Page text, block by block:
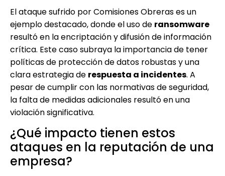
El ataque sufrido por Comisiones Obreras es un
ejemplo destacado, donde el uso de ransomware
resultó en la encriptación y difusión de información
crítica. Este caso subraya la importancia de tener
políticas de protección de datos robustas y una
clara estrategia de respuesta a incidentes. A
pesar de cumplir con las normativas de seguridad,
la falta de medidas adicionales resultó en una
violación significativa.
¿Qué impacto tienen estos
ataques en la reputación de una
empresa?